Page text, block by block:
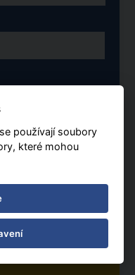
používají soubory
které mohou